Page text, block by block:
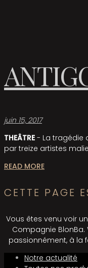
juin 15, 2017
THEÂTRE - La tragédie
par treize artistes
READ MORE
CETTE PAGE
Vous êtes venu voir
Compagnie
passionnément, à la
Notre actualité